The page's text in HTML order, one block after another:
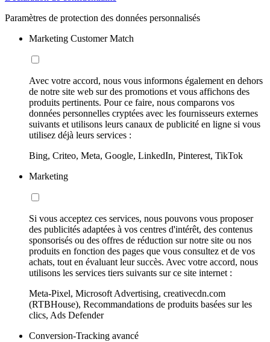
Paramètres de protection des données personnalisés
Marketing Customer Match
Avec votre accord, nous vous informons également en dehors
de notre site web sur des promotions et vous affichons des
produits pertinents. Pour ce faire, nous comparons vos
données personnelles cryptées avec les fournisseurs externes
suivants et utilisons leurs canaux de publicité en ligne si vous
utilisez déjà leurs services :
Bing, Criteo, Meta, Google, LinkedIn, Pinterest, TikTok
Marketing
Si vous acceptez ces services, nous pouvons vous proposer
des publicités adaptées à vos centres d'intérêt, des contenus
sponsorisés ou des offres de réduction sur notre site ou nos
produits en fonction des pages que vous consultez et de vos
achats, tout en évaluant leur succès. Avec votre accord, nous
utilisons les services tiers suivants sur ce site internet :
Meta-Pixel, Microsoft Advertising, creativecdn.com
(RTBHouse), Recommandations de produits basées sur les
clics, Ads Defender
Conversion-Tracking avancé